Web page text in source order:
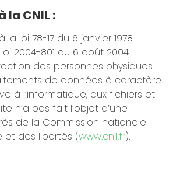
la CNIL :
loi 78-17 du 6 janvier 1978
2004-801 du 6 août 2004
des personnes physiques
de données à caractère
à l’informatique, aux fichiers et
n’a pas fait l’objet d’une
de la Commission nationale
et des libertés (www.cnil.fr).